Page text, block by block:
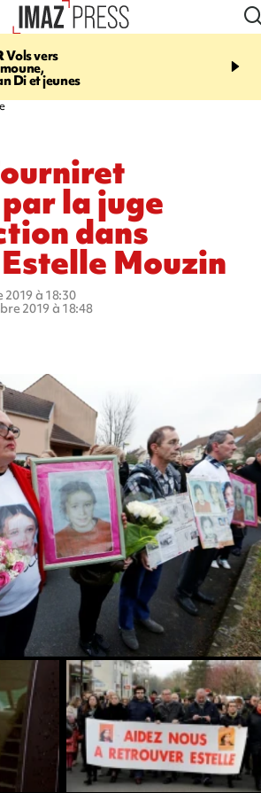
Vols vers
Di et jeunes
07:22
Squale condamné à
la juge
dans
Mouzin
2019 à 18:30
2019 à 18:48